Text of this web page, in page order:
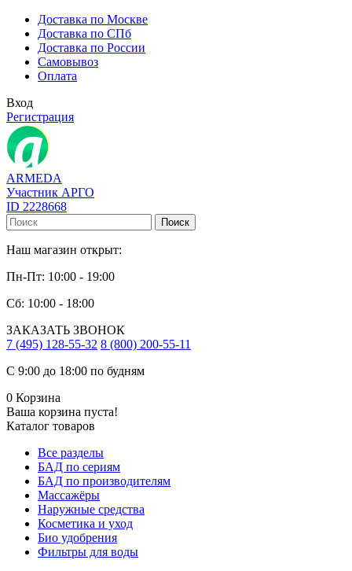
Доставка по Москве
Доставка по СПб
Доставка по России
Самовывоз
Оплата
Вход
Регистрация
ARMEDA
Участник АРГО
ID 2228668
Поиск
Наш магазин открыт:
Пн-Пт: 10:00 - 19:00
Сб: 10:00 - 18:00
ЗАКАЗАТЬ ЗВОНОК
7 (495) 128-55-32 8 (800) 200-55-11
С 9:00 до 18:00 по будням
0 Корзина
Ваша корзина пуста!
Каталог товаров
Все разделы
БАД по сериям
БАД по производителям
Массажёры
Наружные средства
Косметика и уход
Био удобрения
Фильтры для воды